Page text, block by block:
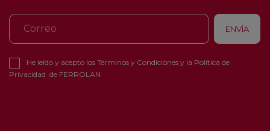
He leído y acepto los Términos y Condiciones y la Política de
Privacidad de FERROLAN